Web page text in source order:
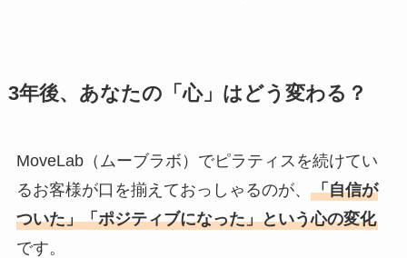
3年後、あなたの「心」はどう変わる？
MoveLab（ムーブラボ）でピラティスを続けてい
るお客様が口を揃えておっしゃるのが、 「自信が
ついた」「ポジティブになった」という心の変化
です。